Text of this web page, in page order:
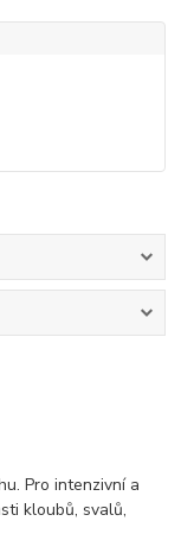
Pro intenzivní a
kloubů, svalů,